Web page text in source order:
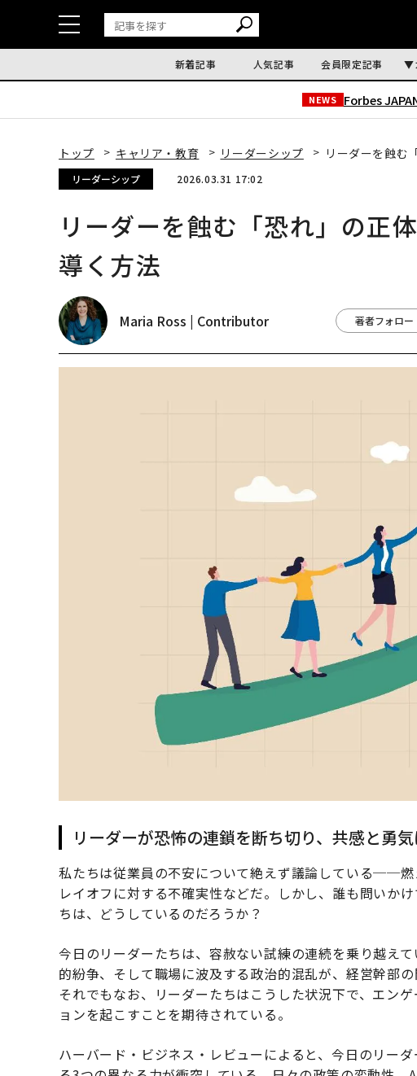
新着記事 人気記事 会員限定記事
NEWS Forbes
トップ キャリア・教育 リーダーシップ リーダーを蝕
リーダーシップ 2026.03.31 17:02
リーダーを蝕む「恐れ」の
導く方法
Maria Ross | Contributor 著者フォロー
リーダーが恐怖の連鎖を断ち切り、共感と勇
私たちは従業員の不安について絶えず議論している──
レイオフに対する不確実性などだ。しかし、誰も問いか
ちは、どうしているのだろうか？
今日のリーダーたちは、容赦ない試練の連続を乗り越え
的紛争、そして職場に波及する政治的混乱が、経営幹部
それでもなお、リーダーたちはこうした状況下で、エン
ョンを起こすことを期待されている。
ハーバード・ビジネス・レビューによると、今日のリー